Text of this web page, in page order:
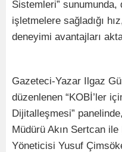
Sistemleri”
işletmelere sağladığı
deneyimi avantajları
Gazeteci-Yazar Ilgaz
düzenlenen “KOBİ’ler
Dijitalleşmesi”
Müdürü Akın Sertcan
Yöneticisi Yusuf